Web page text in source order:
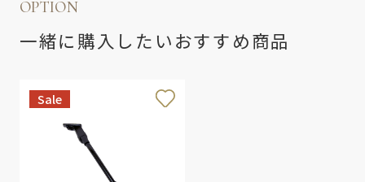
OPTION
一緒に購入したいおすすめ商品
Sale